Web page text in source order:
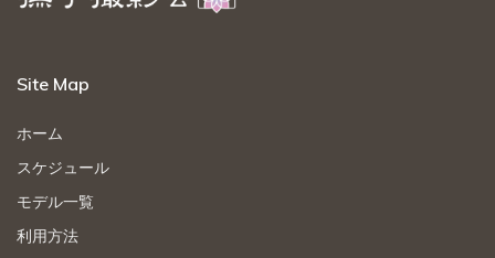
Site Map
ホーム
スケジュール
モデル一覧
利用方法